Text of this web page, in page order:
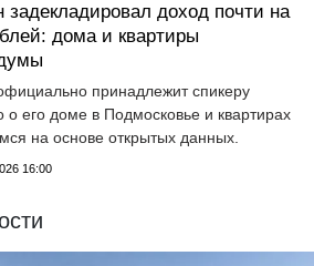
доход почти на
дома и квартиры
принадлежит спикеру
о его доме в Подмосковье и квартирах
на основе открытых данных.
16:00